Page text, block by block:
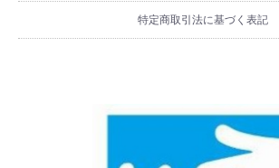
特定商取引法に基づく表記